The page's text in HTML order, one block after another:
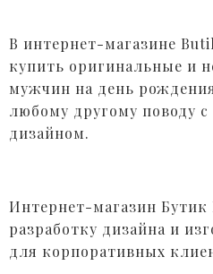
В интернет-магазине
купить оригинальные и
мужчин на день
любому другому поводу
дизайном.
Интернет-магазин Бутик
разработку дизайна и
для корпоративных